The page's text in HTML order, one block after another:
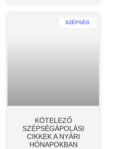
SZÉPSÉG
KÖTELEZŐ
SZÉPSÉGÁPOLÁSI
CIKKEK A NYÁRI
HÓNAPOKBAN